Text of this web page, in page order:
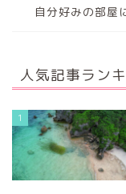
自分好みの部屋
人気記事ラン
1